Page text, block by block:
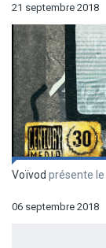
21 septembre 2018
Voïvod présente
06 septembre 2018